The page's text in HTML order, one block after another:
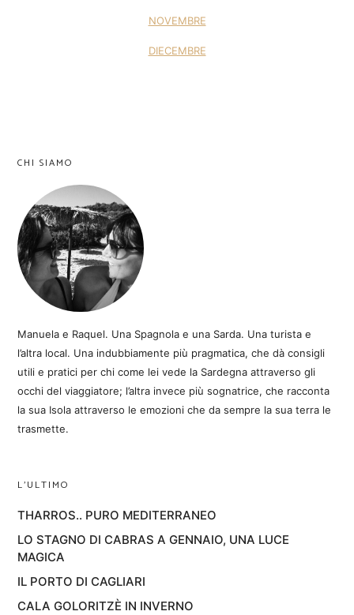
NOVEMBRE
DIECEMBRE
CHI SIAMO
Manuela e Raquel. Una Spagnola e una Sarda. Una turista e
l’altra local. Una indubbiamente più pragmatica, che dà consigli
utili e pratici per chi come lei vede la Sardegna attraverso gli
occhi del viaggiatore; l’altra invece più sognatrice, che racconta
la sua Isola attraverso le emozioni che da sempre la sua terra le
trasmette.
L’ULTIMO
THARROS.. PURO MEDITERRANEO
LO STAGNO DI CABRAS A GENNAIO, UNA LUCE
MAGICA
IL PORTO DI CAGLIARI
CALA GOLORITZÈ IN INVERNO